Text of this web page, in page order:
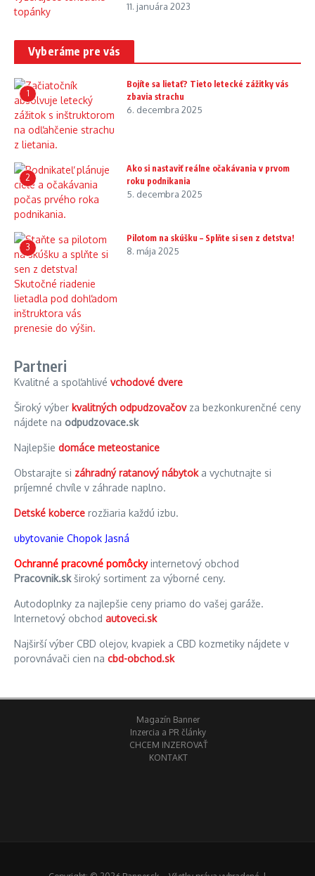
11. januára 2023
Vyberáme pre vás
1
Bojíte sa lietať? Tieto letecké zážitky vás
zbavia strachu
6. decembra 2025
2
Ako si nastaviť reálne očakávania v prvom
roku podnikania
5. decembra 2025
3
Pilotom na skúšku – Splňte si sen z detstva!
8. mája 2025
Partneri
Kvalitné a spoľahlivé vchodové dvere
Široký výber kvalitných odpudzovačovza bezkonkurenčné ceny
nájdete na odpudzovace.sk
Najlepšie domáce meteostanice
Obstarajte si záhradný ratanový nábytoka vychutnajte si
príjemné chvíle v záhrade naplno.
Detské koberce rozžiaria každú izbu.
ubytovanie Chopok Jasná
Ochranné pracovné pomôckyinternetový obchod
Pracovnik.skširoký sortiment za výborné ceny.
Autodoplnky za najlepšie ceny priamo do vašej garáže.
Internetový obchod autoveci.sk
Najširší výber CBD olejov, kvapiek a CBD kozmetiky nájdete v
porovnávači cien na cbd-obchod.sk
Magazín Banner
Inzercia a PR články
CHCEM INZEROVAŤ
KONTAKT